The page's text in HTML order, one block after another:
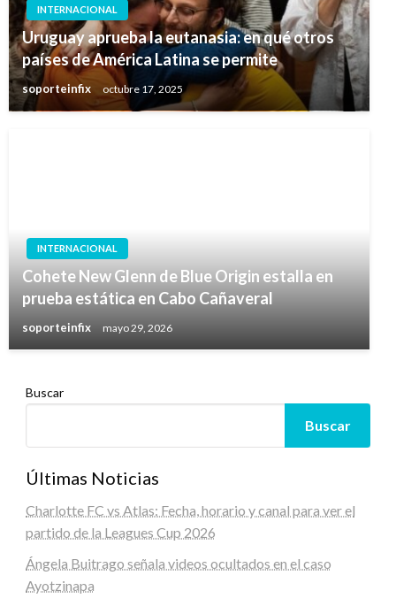
INTERNACIONAL
Uruguay aprueba la eutanasia: en qué otros
países de América Latina se permite
soporteinfix octubre 17, 2025
INTERNACIONAL
Cohete New Glenn de Blue Origin estalla en
prueba estática en Cabo Cañaveral
soporteinfix mayo 29, 2026
Buscar
Buscar
Últimas Noticias
Charlotte FC vs Atlas: Fecha, horario y canal para ver el
partido de la Leagues Cup 2026
Ángela Buitrago señala videos ocultados en el caso
Ayotzinapa